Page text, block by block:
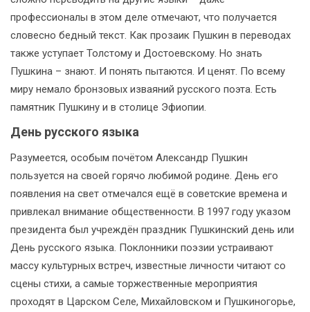
профессионалы в этом деле отмечают, что получается
словесно бедный текст. Как прозаик Пушкин в переводах
также уступает Толстому и Достоевскому. Но знать
Пушкина – знают. И понять пытаются. И ценят. По всему
миру немало бронзовых изваяний русского поэта. Есть
памятник Пушкину и в столице Эфиопии.
День русского языка
Разумеется, особым почётом Александр Пушкин
пользуется на своей горячо любимой родине. День его
появления на свет отмечался ещё в советские времена и
привлекал внимание общественности. В 1997 году указом
президента был учреждён праздник Пушкинский день или
День русского языка. Поклонники поэзии устраивают
массу культурных встреч, известные личности читают со
сцены стихи, а самые торжественные мероприятия
проходят в Царском Селе, Михайловском и Пушкиногорье,